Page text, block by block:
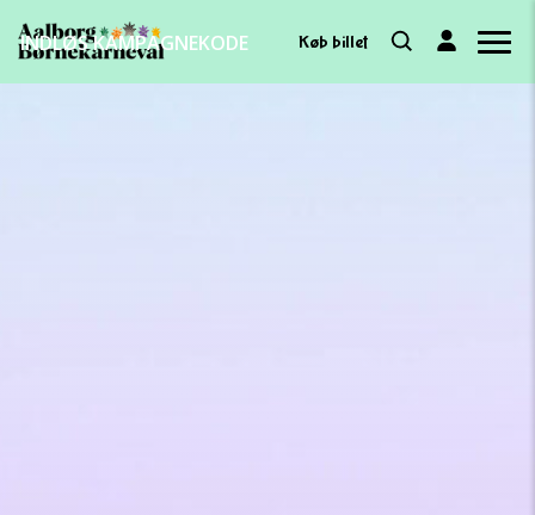
INDLØS KAMPAGNEKODE Køb billet